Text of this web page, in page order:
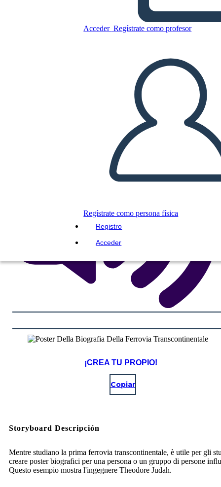
Acceder Regístrate como profesor
Regístrate como persona física
Registro
Acceder
Ferrovia Transcontinentale
CREAR UN GUIÓN GRÁFICO
JUEGO DE DIAPOSITIVAS
LEERME
¡CREA TU PROPIO!
Copiar
Storyboard Descripción
Mentre studiano la prima ferrovia transcontinentale, è utile per gli
creare poster biografici per una persona o un gruppo di persone
Questo esempio mostra l'ingegnere Theodore Judah.